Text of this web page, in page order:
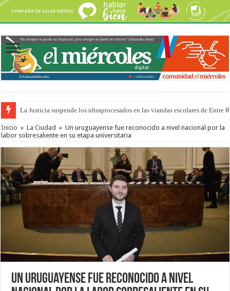
La Justicia suspende los ultraprocesados en las viandas escolares de Entre
Inicio » La Ciudad » Un uruguayense fue reconocido a nivel nacional por la
labor sobresaliente en su etapa universitaria
Un uruguayense fue reconocido a nivel